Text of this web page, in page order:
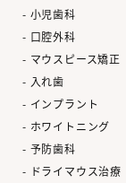
小児歯科
口腔外科
マウスピース矯正
入れ歯
インプラント
ホワイトニング
予防歯科
ドライマウス治療